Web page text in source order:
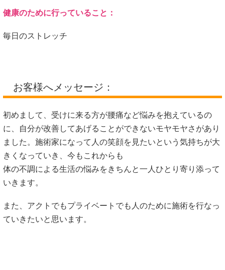
健康のために行っていること：
毎日のストレッチ
お客様へメッセージ：
初めまして、受けに来る方が腰痛など悩みを抱えているの
に、自分が改善してあげることができないモヤモヤさがあり
ました。施術家になって人の笑顔を見たいという気持ちが大
きくなっていき、今もこれからも
体の不調による生活の悩みをきちんと一人ひとり寄り添って
いきます。
また、アクトでもプライベートでも人のために施術を行なっ
ていきたいと思います。